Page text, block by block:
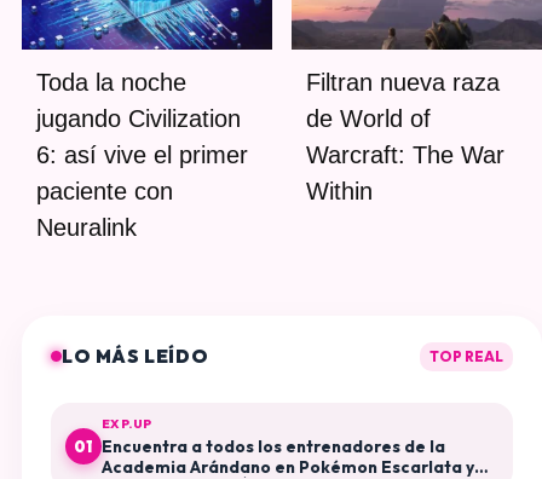
Toda la noche
jugando Civilization
6: así vive el primer
paciente con
Neuralink
Filtran nueva raza
de World of
Warcraft: The War
Within
LO MÁS LEÍDO TOP REAL
01
EXP.UP
Encuentra a todos los entrenadores de la
Academia Arándano en Pokémon Escarlata y